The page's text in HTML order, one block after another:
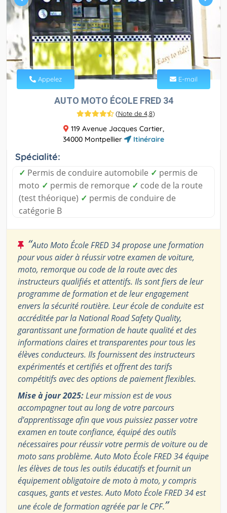
Appelez E-mail
AUTO MOTO ÉCOLE FRED 34
(Note de 4,8)
119 Avenue Jacques Cartier,
34000 Montpellier
Itinéraire
Spécialité:
✓ Permis de conduire automobile ✓ permis de
moto ✓ permis de remorque ✓ code de la route
(test théorique) ✓ permis de conduire de
catégorie B
“Auto Moto École FRED 34 propose une formation
pour vous aider à réussir votre examen de voiture,
moto, remorque ou code de la route avec des
instructeurs qualifiés et attentifs. Ils sont fiers de leur
programme de formation et de leur engagement
envers la sécurité routière. Leur école de conduite est
accréditée par la National Road Safety Quality,
garantissant une formation de haute qualité et des
informations claires et transparentes pour tous les
élèves conducteurs. Ils fournissent des instructeurs
expérimentés et certifiés et offrent des tarifs
compétitifs avec des options de paiement flexibles.
Mise à jour 2025:Leur mission est de vous
accompagner tout au long de votre parcours
d’apprentissage afin que vous puissiez passer votre
examen en toute confiance, équipé des outils
nécessaires pour réussir votre permis de voiture ou de
moto sans problème. Auto Moto École FRED 34 équipe
les élèves de tous les outils éducatifs et fournit un
équipement obligatoire de moto à moto, y compris
casques, gants et vestes. Auto Moto École FRED 34 est
une école de formation agréée par le CPF.”